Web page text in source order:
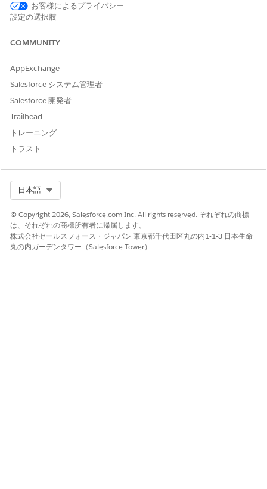
Integration の制限と考慮事項」
前設定されたインテグレーションを使用します。このインテグレ
定します。このサードパーティコネクタについての詳細は、
Microsoft Entra ID コネクタ
お客様によるプライバシー
設定の選択肢
COMMUNITY
AppExchange
Salesforce システム管理者
Salesforce 開発者
Trailhead
トレーニング
トラスト
日本語
© Copyright 2026, Salesforce.com Inc. All rights reserved. それぞれの商標
は、それぞれの商標所有者に帰属します。
株式会社セールスフォース・ジャパン 東京都千代田区丸の内1-1-3 日本生命
丸の内ガーデンタワー（Salesforce Tower）